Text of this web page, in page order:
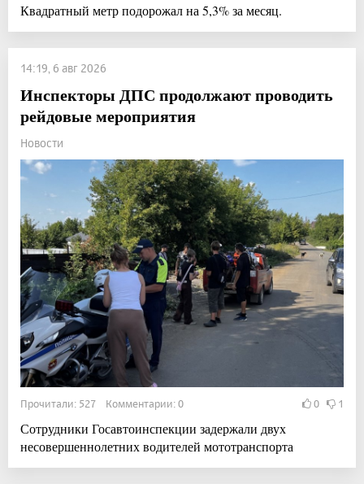
Квадратный метр подорожал на 5,3% за месяц.
14:19, 6 авг 2026
Инспекторы ДПС продолжают проводить
рейдовые мероприятия
Новости
Прочитали: 527 Комментарии: 0 0 1
Сотрудники Госавтоинспекции задержали двух
несовершеннолетних водителей мототранспорта